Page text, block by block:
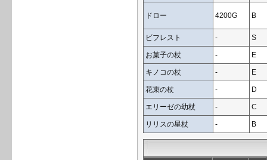
ドロー 4200G B
ビフレスト - S
お菓子の杖 - E
キノコの杖 - E
花束の杖 - D
エリーゼの幼杖 - C
リリスの星杖 - B